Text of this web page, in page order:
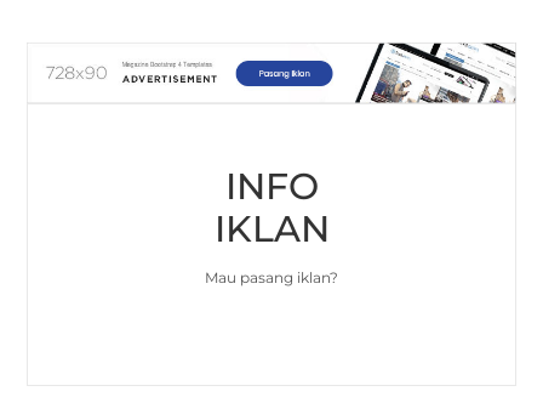
INFO
IKLAN
Mau pasang iklan?